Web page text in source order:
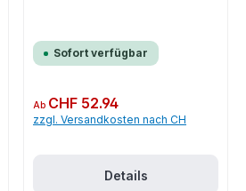
Sofort verfügbar
Regulärer Preis:
Ab CHF 52.94
zzgl. Versandkosten nach CH
Details